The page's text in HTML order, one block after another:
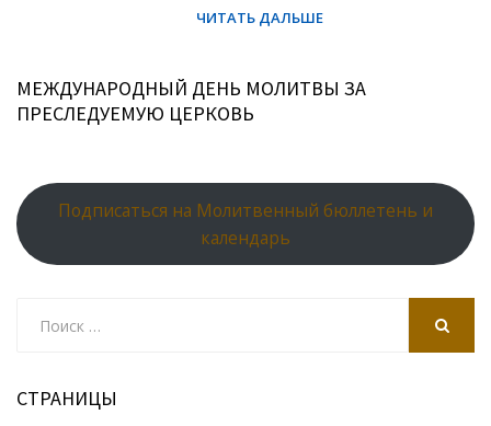
МЕЖДУНАРОДНЫЙ ДЕНЬ МОЛИТВЫ ЗА
ПРЕСЛЕДУЕМУЮ ЦЕРКОВЬ
Подписаться на Молитвенный бюллетень и
календарь
СТРАНИЦЫ